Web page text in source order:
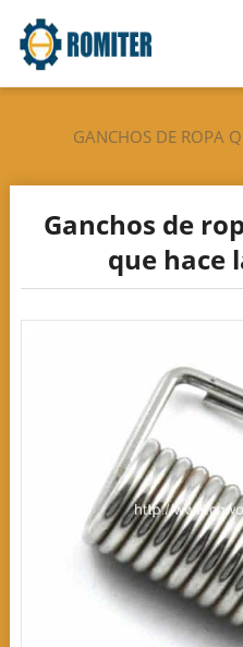
GANCHOS DE ROPA
Ganchos de
que hace